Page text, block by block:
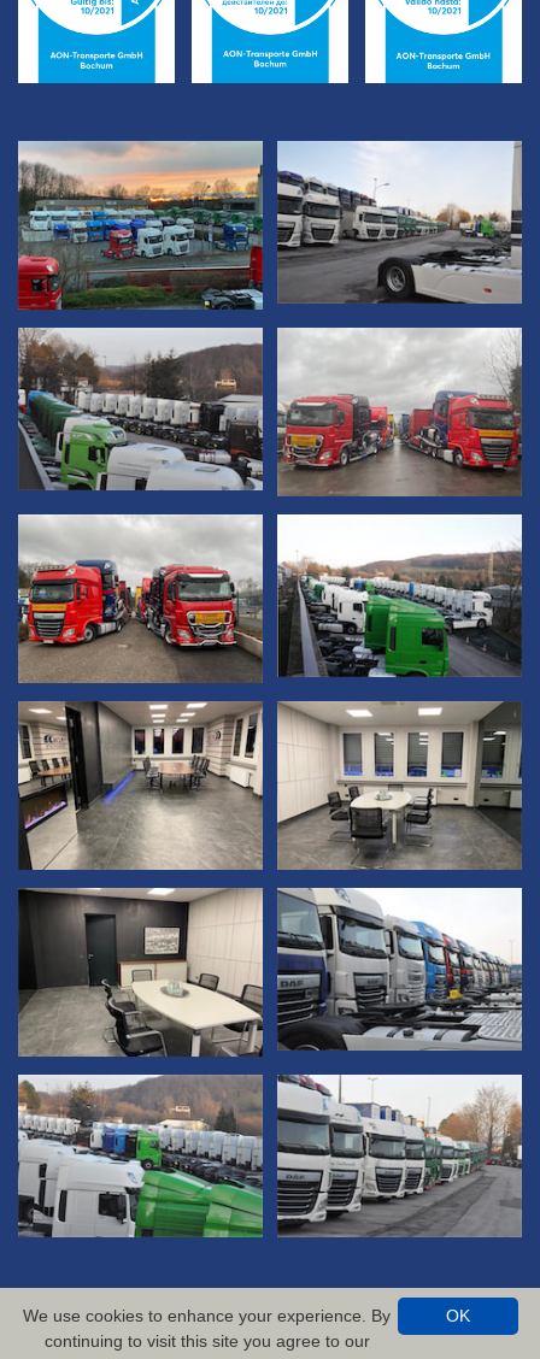
OK
We use cookies to enhance your experience. By
continuing to visit this site you agree to our